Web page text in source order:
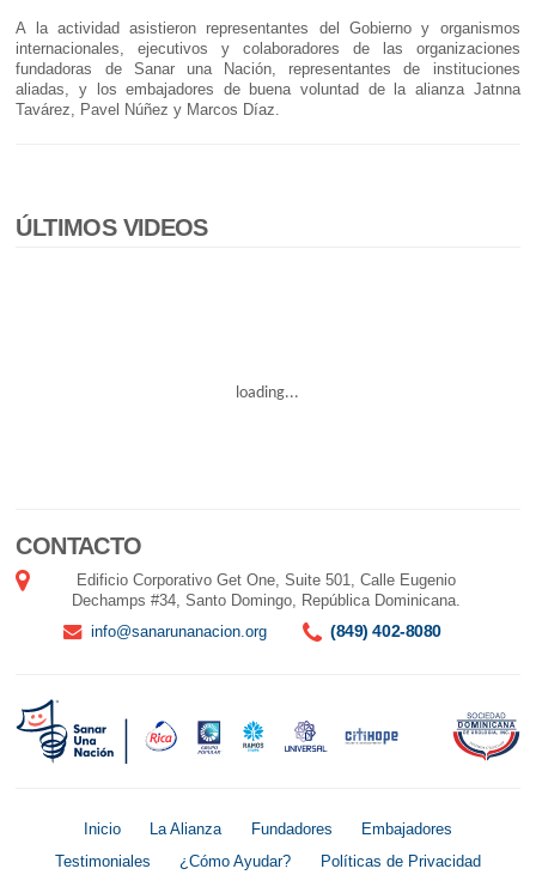
A la actividad asistieron representantes del Gobierno y organismos
internacionales, ejecutivos y colaboradores de las organizaciones
fundadoras de Sanar una Nación, representantes de instituciones
aliadas, y los embajadores de buena voluntad de la alianza Jatnna
Tavárez, Pavel Núñez y Marcos Díaz.
ÚLTIMOS VIDEOS
loading...
CONTACTO
Edificio Corporativo Get One, Suite 501, Calle Eugenio
Dechamps #34, Santo Domingo, República Dominicana.
info@sanarunanacion.org
(849) 402-8080
Inicio La Alianza Fundadores
Embajadores
Testimoniales
¿Cómo Ayudar? Políticas de Privacidad